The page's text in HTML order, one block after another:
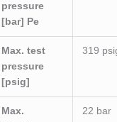
pressure
[bar] Pe
Max. test
pressure
[psig]
319
Max.
22 bar